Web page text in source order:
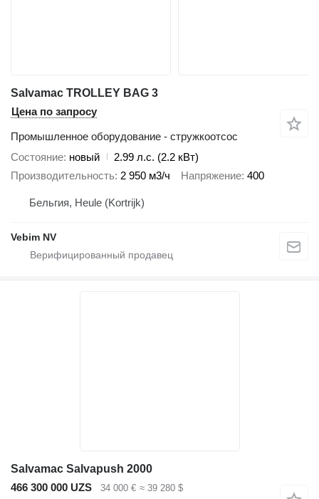
Salvamac TROLLEY BAG 3
Цена по запросу
Промышленное оборудование - стружкоотсос
Состояние новый
2.99 л.с. (2.2 кВт)
Производительность 2 950 м3/ч Напряжение 400
Бельгия, Heule (Kortrijk)
Vebim NV
Salvamac Salvapush 2000
466 300 000 UZS
34 000 € ≈ 39 280 $